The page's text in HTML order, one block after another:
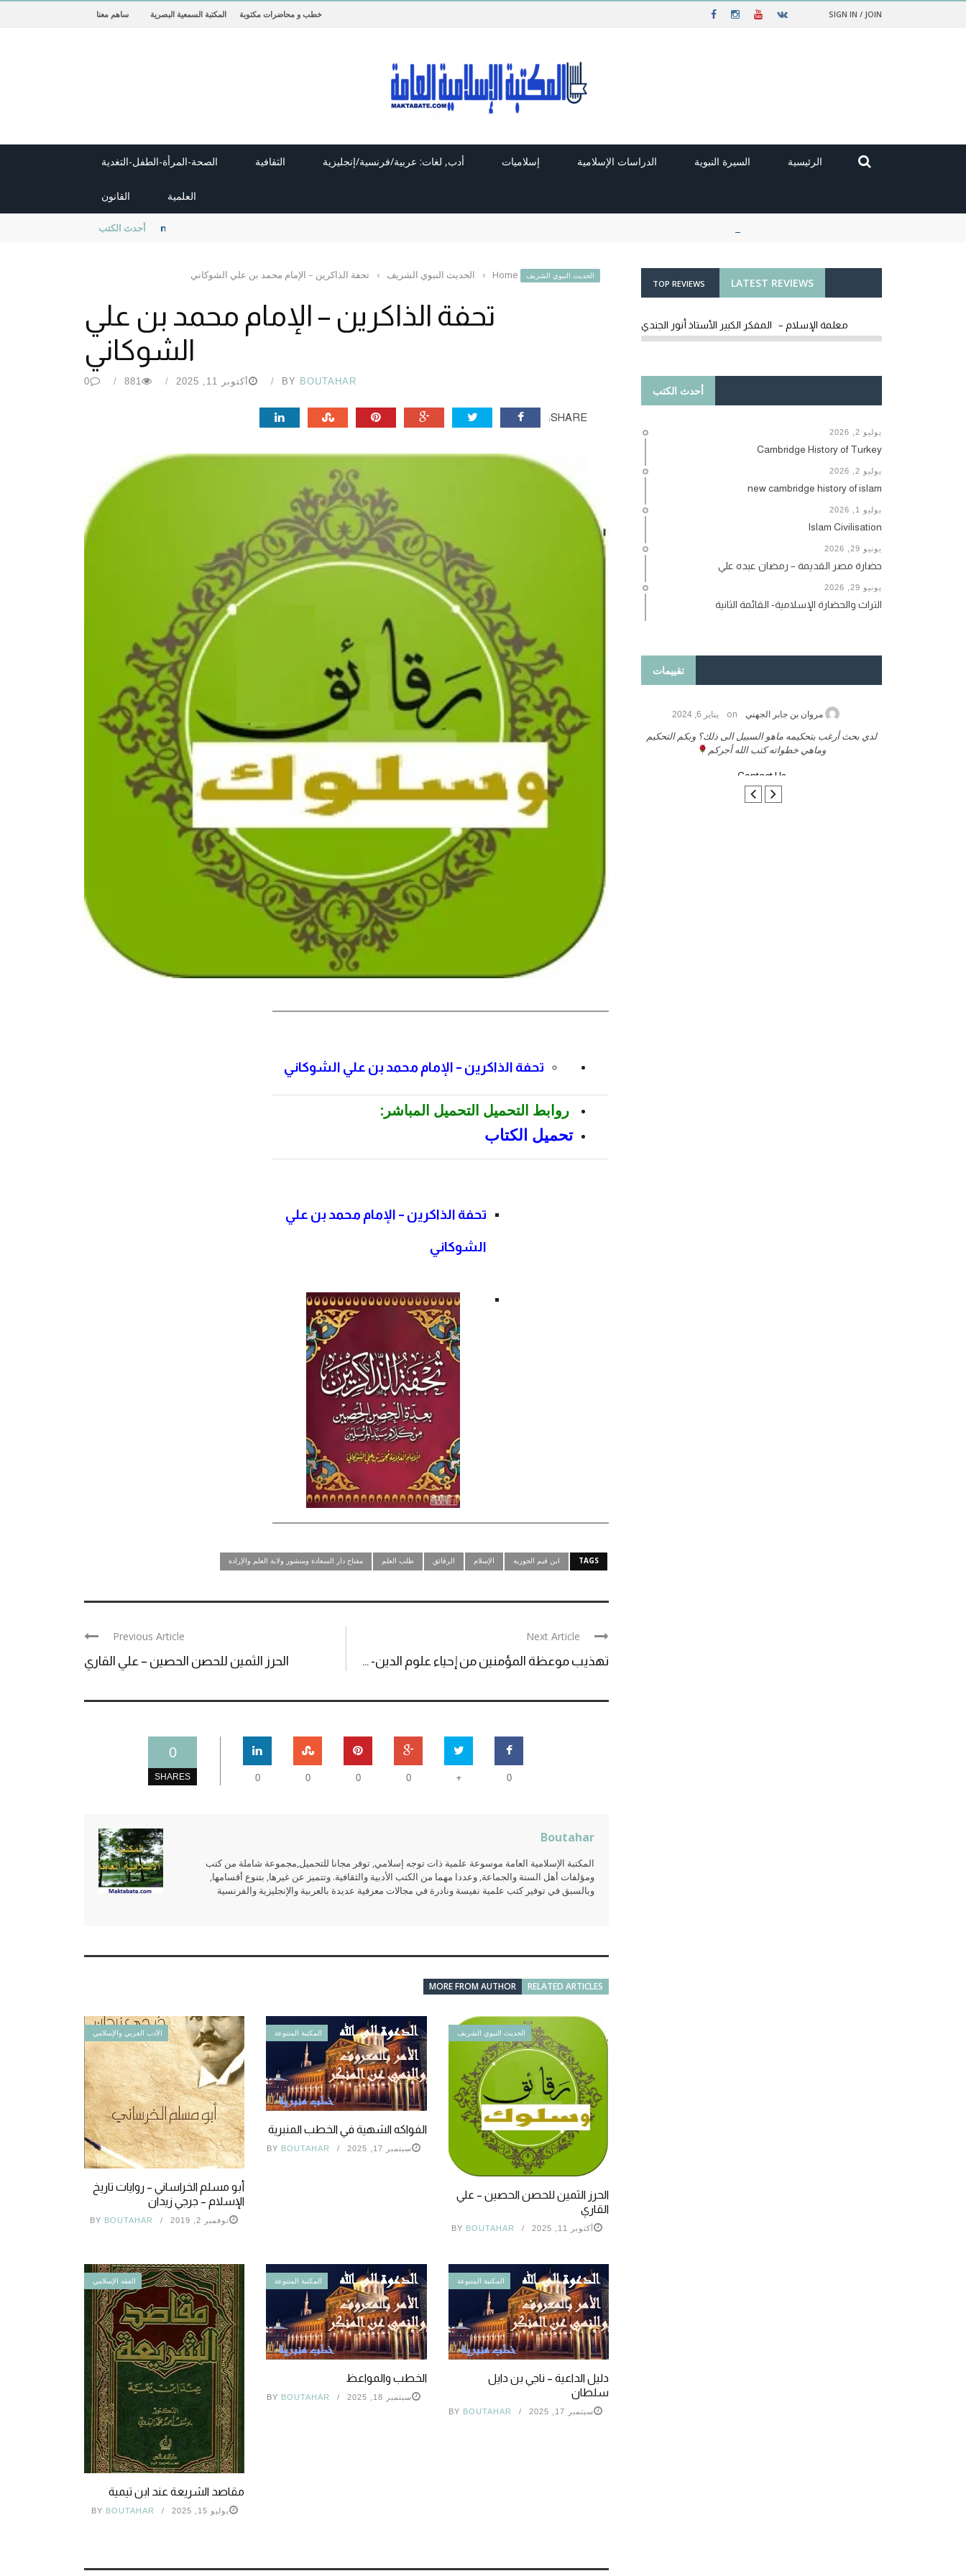
SIGN IN / JOIN خطب و محاضرات مكتوبة المكتبة السمعية البصرية ساهم معنا
الرئيسية السيرة النبوية الدراسات الإسلامية إسلاميات أدب, لغات: عربية/فرنسية/إنجليزية الثقافية الصحة-المرأة-الطفل-التغدية
العلمية القانون
أحدث الكتب new cambridge history of islam
الحديث النبوي الشريف Home
› الحديث النبوي الشريف › تحفة الذاكرين – الإمام محمد بن علي الشوكاني
تحفة الذاكرين – الإمام محمد بن علي
الشوكاني
BY BOUTAHAR أكتوبر 11, 2025 881
0
SHARE:
تحفة الذاكرين – الإمام محمد بن علي الشوكاني
روابط التحميل التحميل المباشر:
تحميل الكتاب
تحفة الذاكرين – الإمام محمد بن علي
الشوكاني
TAGS ابن قيم الجوزية الإسلام الرقائق طلب العلم مفتاح دار السعادة ومنشور ولاية العلم والإرادة
Previous Article
الحرز الثمين للحصن الحصين – علي القاري
Next Article
تهذيب موعظة المؤمنين من إحياء علوم الدين- ...
0
SHARES 0
+
0
0
0
0
Boutahar
المكتبة الإسلامية العامة موسوعة علمية ذات توجه إسلامي, توفر مجانا للتحميل,مجموعة شاملة من كتب
ومؤلفات أهل السنة والجماعة, وعددا مهما من الكتب الأدبية والثقافية. وتتميز عن غيرها, بتنوع أقسامها,
وبالسبق في توفير كتب علمية نفيسة ونادرة في مجالات معرفية عديدة بالعربية والإنجليزية والفرنسية
RELATED ARTICLES
MORE FROM AUTHOR
الأدب العربي والإسلامي
أبو مسلم الخراساني – روايات تاريخ
الإسلام – جرجي زيدان
نوفمبر 2, 2019 BY BOUTAHAR
المكتبة المتنوعة
الفواكه الشهية في الخطب المنبرية
سبتمبر 17, 2025 BY BOUTAHAR
الحديث النبوي الشريف
الحرز الثمين للحصن الحصين – علي
القاري
أكتوبر 11, 2025 BY BOUTAHAR
الفقه الإسلامي
مقاصد الشريعة عند ابن تيمية
يوليو 15, 2025 BY BOUTAHAR
المكتبة المتنوعة
الخطب والمواعظ
سبتمبر 18, 2025 BY BOUTAHAR
المكتبة المتنوعة
دليل الداعية – ناجي بن دايل
سلطان
سبتمبر 17, 2025 BY BOUTAHAR
LATEST REVIEWS
TOP REVIEWS
معلمة الإسلام – المفكر الكبير الأستاذ أنور الجندي
أحدث الكتب
يوليو 2, 2026
Cambridge History of Turkey
يوليو 2, 2026
new cambridge history of islam
يوليو 1, 2026
Islam Civilisation
يونيو 29, 2026
حضارة مصر القديمة – رمضان عبده علي
يونيو 29, 2026
التراث والحضارة الإسلامية- القائمة الثانية
تقييمات
مروان بن جابر الجهني on يناير 6, 2024
لدي بحث أرغب بتحكيمه ماهو السبيل الى ذلك؟ وبكم التحكيم
وماهي خطواته كتب الله أجركم
Contact Us